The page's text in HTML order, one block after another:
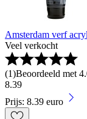
Amsterdam verf
Veel verkocht
(1)Beoordeeld met
8.39
Prijs: 8.39 euro